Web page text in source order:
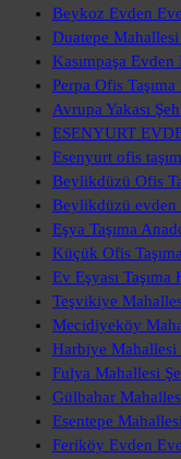
Beykoz Evden
Duatepe
Kasımpaşa
Perpa Ofis
Avrupa Yakası
ESENYURT
Esenyurt ofis
Beylikdüzü Ofis
Beylikdüzü evden
Eşya Taşıma
Küçük Ofis
Ev Eşyası
Teşvikiye
Mecidiyeköy
Harbiye
Fulya Mahallesi
Gülbahar
Esentepe
Feriköy Evden